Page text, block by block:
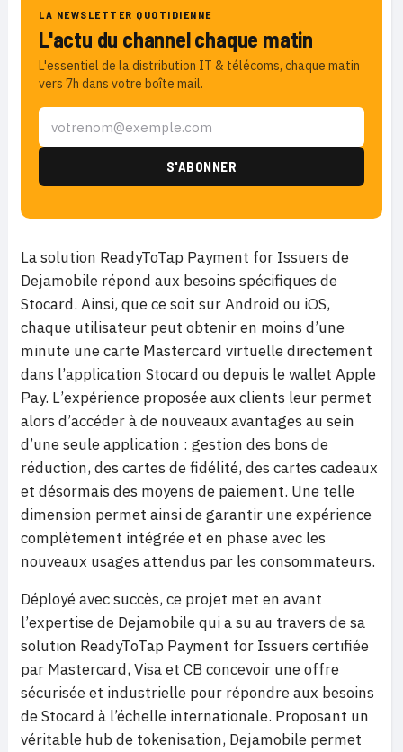
LA NEWSLETTER QUOTIDIENNE
L'actu du channel chaque matin
L'essentiel de la distribution IT & télécoms, chaque matin
vers 7h dans votre boîte mail.
La solution ReadyToTap Payment for Issuers de
Dejamobile répond aux besoins spécifiques de
Stocard. Ainsi, que ce soit sur Android ou iOS,
chaque utilisateur peut obtenir en moins d’une
minute une carte Mastercard virtuelle directement
dans l’application Stocard ou depuis le wallet Apple
Pay. L’expérience proposée aux clients leur permet
alors d’accéderà de nouveaux avantages au sein
d’une seule application : gestion des bons de
réduction, des cartes de fidélité, des cartes cadeaux
et désormais des moyens de paiement. Une telle
dimension permet ainsi de garantir une expérience
complètement intégrée et en phase avec les
nouveaux usages attendus par les consommateurs.
Déployé avec succès, ce projet met en avant
l’expertise de Dejamobile qui a su au travers de sa
solution ReadyToTap Payment for Issuers certifiée
par Mastercard, Visa et CB concevoir une offre
sécurisée et industrielle pour répondre aux besoins
de Stocard à l’échelle internationale. Proposant un
véritable hub de tokenisation, Dejamobile permet